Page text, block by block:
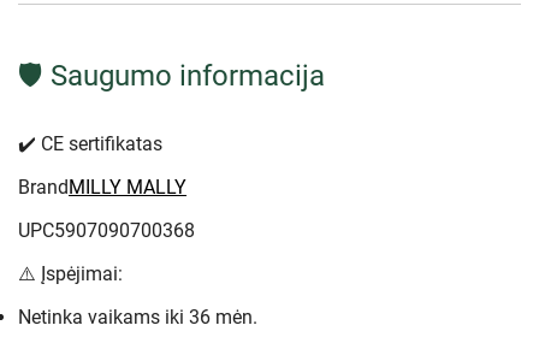
🛡️ Saugumo informacija
✔️ CE sertifikatas
Brand MILLY MALLY
UPC5907090700368
⚠️ Įspėjimai:
Netinka vaikams iki 36 mėn.